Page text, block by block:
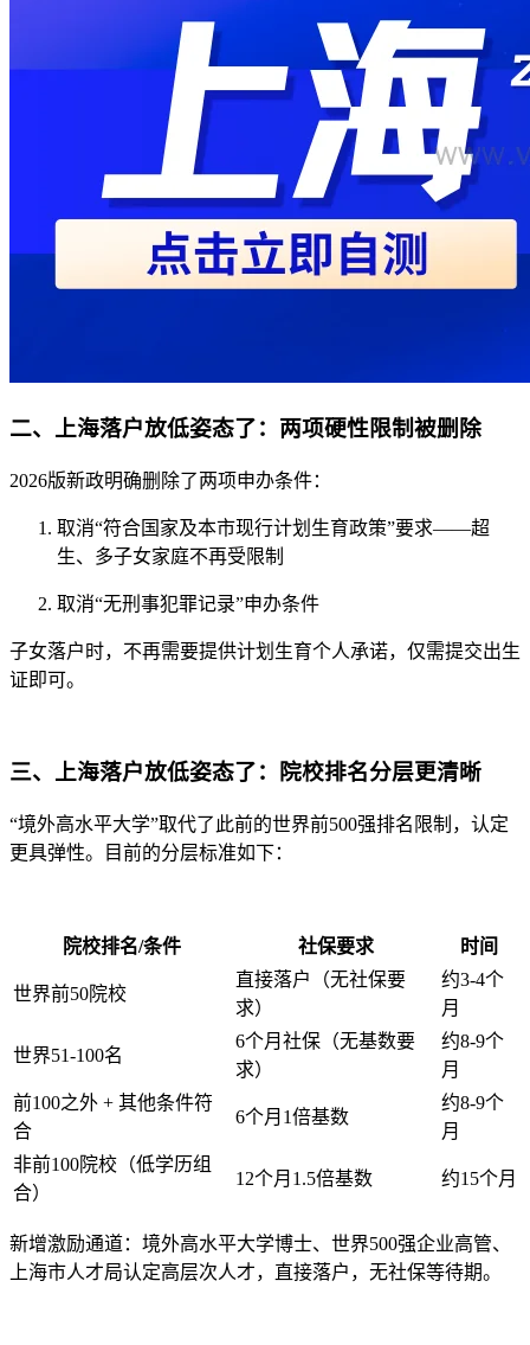
二、上海落户放低姿态了：两项硬性限制被删除
2026版新政明确删除了两项申办条件：
取消“符合国家及本市现行计划生育政策”要求——超
生、多子女家庭不再受限制
取消“无刑事犯罪记录”申办条件
子女落户时，不再需要提供计划生育个人承诺，仅需提交出生
证即可。
三、上海落户放低姿态了：院校排名分层更清晰
“境外高水平大学”取代了此前的世界前500强排名限制，认定
更具弹性。目前的分层标准如下：
院校排名/条件 社保要求 时间
世界前50院校
直接落户（无社保要
求）
约3-4个
月
世界51-100名
6个月社保（无基数要
求）
约8-9个
月
前100之外 + 其他条件符
合
6个月1倍基数
约8-9个
月
非前100院校（低学历组
合）
12个月1.5倍基数 约15个月
新增激励通道：境外高水平大学博士、世界500强企业高管、
上海市人才局认定高层次人才，直接落户，无社保等待期。